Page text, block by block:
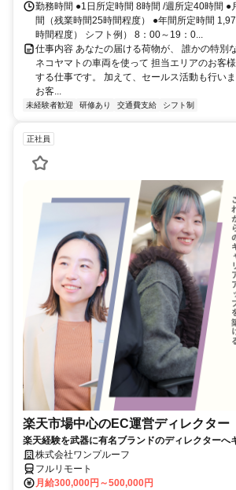
勤務時間 ●1日所定時間 8時間 /週所定40時間 ●
間（残業時間25時間程度） ●年間所定時間
時間程度） シフト例） 8：00～19：0...
仕事内容 あなたの届ける荷物が、 誰かの特別
ネコヤマトの車両を使って 担当エリアのお客
する仕事です。 加えて、セールス活動も行いま
お客...
未経験者歓迎 研修あり 交通費支給 シフト制
正社員
楽天市場中心のEC運営ディレクター
楽天経験を武器に有名ブランドのディレクター
株式会社ワンプルーフ
フルリモート
月給300,000円～500,000円